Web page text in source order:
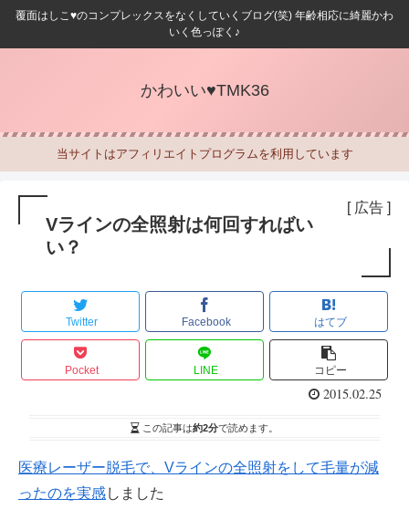
覆面はしこ♥のコンプレックスをなくしていくブログ(笑) 年齢相応に綺麗かわ
いく色っぽく♪
かわいい♥TMK36
当サイトはアフィリエイトプログラムを利用しています
[ 広告 ]
Vラインの全照射は何回すればい
い？
Twitter Facebook はてブ
Pocket LINE コピー
2015.02.25
この記事は約2分で読めます。
医療レーザー脱毛で、Vラインの全照射をして毛量が減
ったのを実感しました